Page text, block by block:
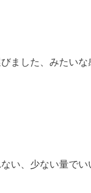
ました、みたい
い、少ない量で